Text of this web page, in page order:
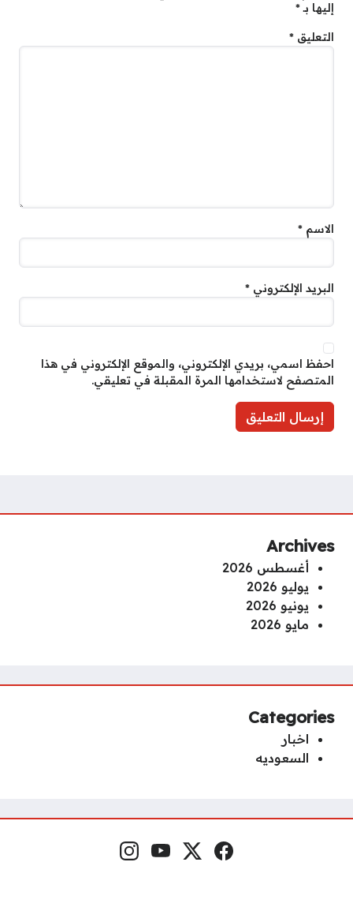
إليها بـ*
التعليق *
الاسم *
البريد الإلكتروني *
احفظ اسمي، بريدي الإلكتروني، والموقع الإلكتروني في هذا
المتصفح لاستخدامها المرة المقبلة في تعليقي.
Archives
أغسطس 2026
يوليو 2026
يونيو 2026
مايو 2026
Categories
اخبار
السعوديه
مواقع التواصل فيسبوكمنصة إكس
يوتيوبإنستغرام